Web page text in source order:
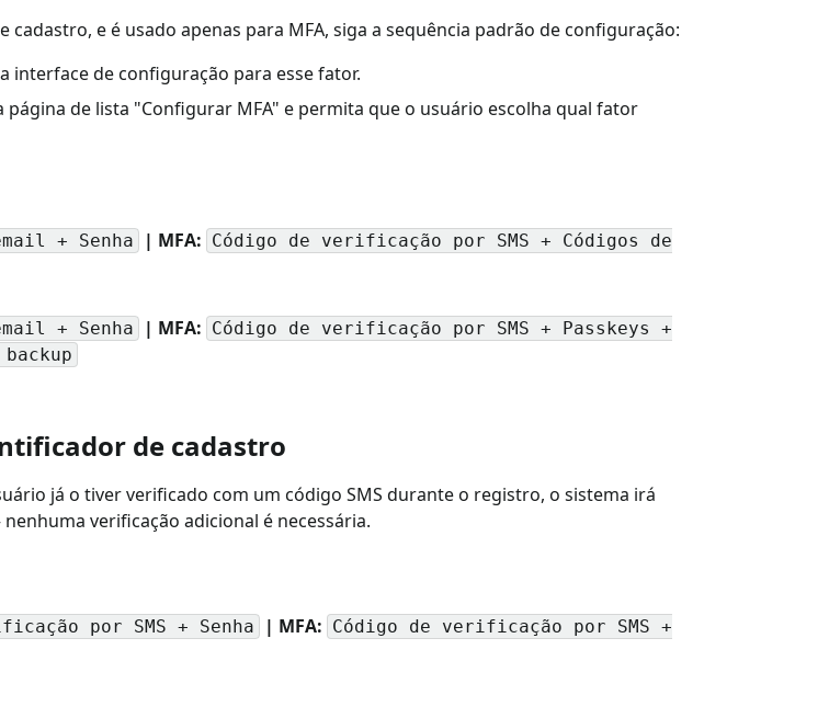
e é usado apenas para MFA, siga a sequência padrão de configuração:
interface de configuração para esse fator.
de lista "Configurar MFA" e permita que o usuário escolha qual fator
+ Senha | MFA: Código de verificação por SMS + Códigos de
+ Senha | MFA: Código de verificação por SMS + Passkeys +
de cadastro
já o tiver verificado com um código SMS durante o registro, o sistema irá
verificação adicional é necessária.
por SMS + Senha | MFA: Código de verificação por SMS +